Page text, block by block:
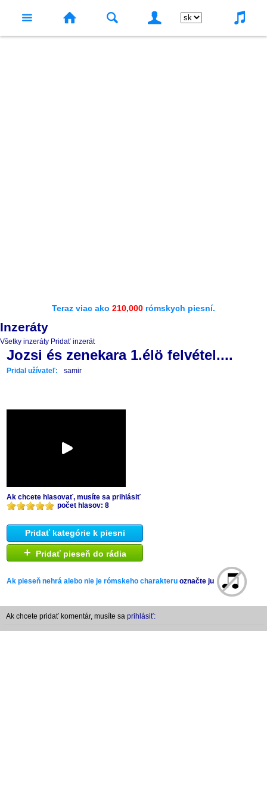
Teraz viac ako 210,000 rómskych piesní.
Inzeráty
Všetky inzeráty Pridať inzerát
Jozsi és zenekara 1.élö felvétel....
Pridal užívateľ: samir
Ak chcete hlasovať, musíte sa prihlásiť
počet hlasov: 8
Pridať kategórie k piesni
+ Pridať pieseň do rádia
Ak pieseň nehrá alebo nie je rómskeho charakteru označte ju
Ak chcete pridať komentár, musíte sa prihlásiť: